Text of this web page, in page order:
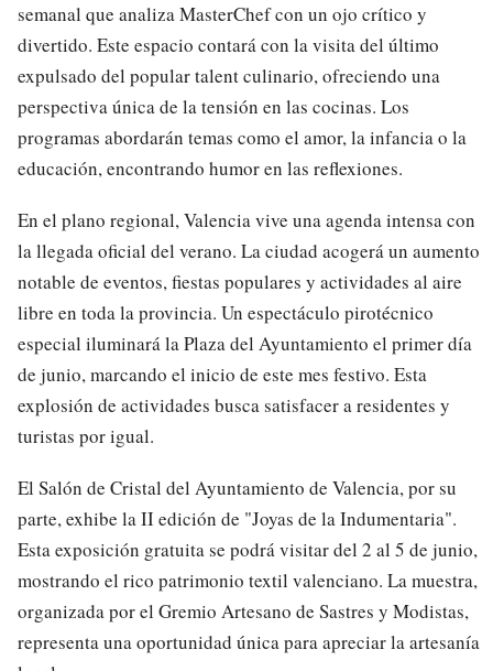
semanal que analiza MasterChef con un ojo crítico y
divertido. Este espacio contará con la visita del último
expulsado del popular talent culinario, ofreciendo una
perspectiva única de la tensión en las cocinas. Los
programas abordarán temas como el amor, la infancia o la
educación, encontrando humor en las reflexiones.
En el plano regional, Valencia vive una agenda intensa con
la llegada oficial del verano. La ciudad acogerá un aumento
notable de eventos, fiestas populares y actividades al aire
libre en toda la provincia. Un espectáculo pirotécnico
especial iluminará la Plaza del Ayuntamiento el primer día
de junio, marcando el inicio de este mes festivo. Esta
explosión de actividades busca satisfacer a residentes y
turistas por igual.
El Salón de Cristal del Ayuntamiento de Valencia, por su
parte, exhibe la II edición de "Joyas de la Indumentaria".
Esta exposición gratuita se podrá visitar del 2 al 5 de junio,
mostrando el rico patrimonio textil valenciano. La muestra,
organizada por el Gremio Artesano de Sastres y Modistas,
representa una oportunidad única para apreciar la artesanía